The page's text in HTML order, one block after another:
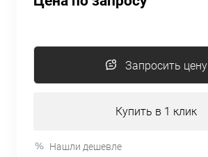
Запросить цену
Купить в 1 клик
Нашли дешевле